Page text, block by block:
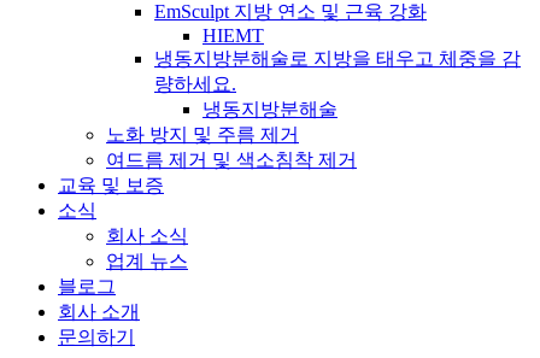
EmSculpt 지방 연소 및 근육 강화
HIEMT
냉동지방분해술로 지방을 태우고 체중을 감
량하세요.
냉동지방분해술
노화 방지 및 주름 제거
여드름 제거 및 색소침착 제거
교육 및 보증
소식
회사 소식
업계 뉴스
블로그
회사 소개
문의하기